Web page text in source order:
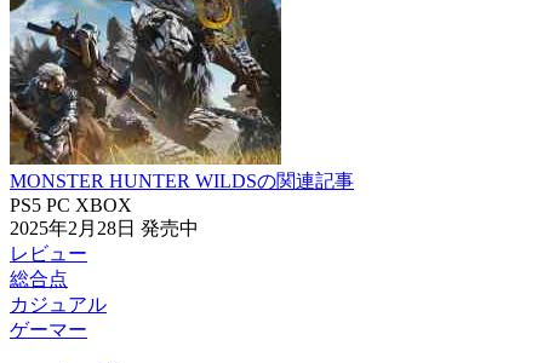
MONSTER HUNTER WILDSの関連記事
PS5 PC XBOX
2025年2月28日 発売中
レビュー
総合点
カジュアル
ゲーマー